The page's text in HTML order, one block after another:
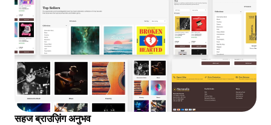
सहज ब्राउज़िंग अनुभव